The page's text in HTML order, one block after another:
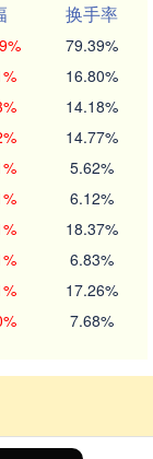
换手率
79.39%
16.80%
14.18%
14.77%
5.62%
6.12%
18.37%
6.83%
17.26%
7.68%